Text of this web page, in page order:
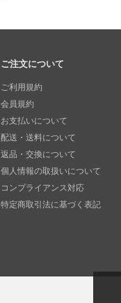
ご注文について
ご利用規約
会員規約
お支払いについて
配送・送料について
返品・交換について
個人情報の取扱いについて
コンプライアンス対応
特定商取引法に基づく表記